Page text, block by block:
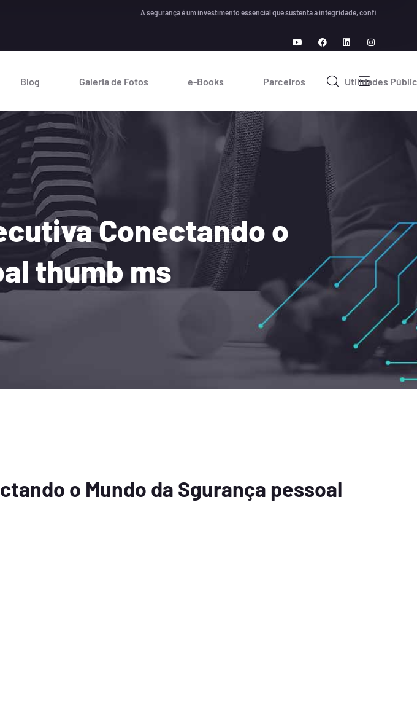
A segurança é um investimento essencial que sustenta a integridade, confiança e
Blog Galeria de Fotos e-Books Parceiros Utilidades
Conectando o
thumb ms
o Mundo da Sgurança pessoal